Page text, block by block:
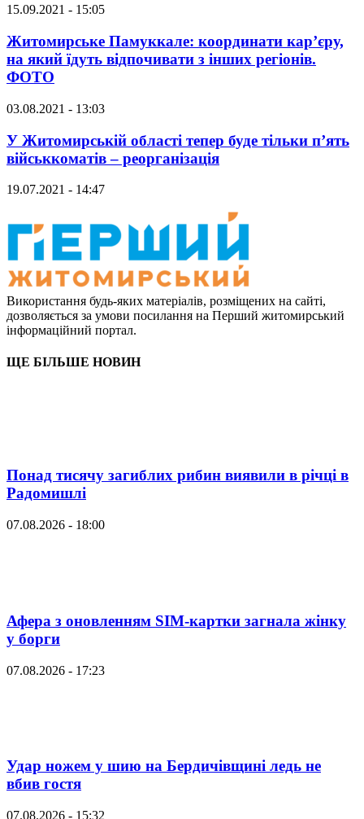
15.09.2021 - 15:05
Житомирське Памуккале: координати кар’єру,
на який їдуть відпочивати з інших регіонів.
ФОТО
03.08.2021 - 13:03
У Житомирській області тепер буде тільки п’ять
військкоматів – реорганізація
19.07.2021 - 14:47
Використання будь-яких матеріалів, розміщених на сайті,
дозволяється за умови посилання на Перший житомирський
інформаційний портал.
ЩЕ БІЛЬШЕ НОВИН
Понад тисячу загиблих рибин виявили в річці в
Радомишлі
07.08.2026 - 18:00
Афера з оновленням SIM-картки загнала жінку
у борги
07.08.2026 - 17:23
Удар ножем у шию на Бердичівщині ледь не
вбив гостя
07.08.2026 - 15:32